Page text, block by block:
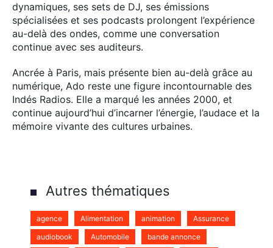
dynamiques, ses sets de DJ, ses émissions
spécialisées et ses podcasts prolongent l’expérience
au-delà des ondes, comme une conversation
continue avec ses auditeurs.
Ancrée à Paris, mais présente bien au-delà grâce au
numérique, Ado reste une figure incontournable des
Indés Radios. Elle a marqué les années 2000, et
continue aujourd’hui d’incarner l’énergie, l’audace et la
mémoire vivante des cultures urbaines.
Autres thématiques
agence Alimentation animation
Assurance
audiobook
Automobile
bande annonce
Rechercher
: